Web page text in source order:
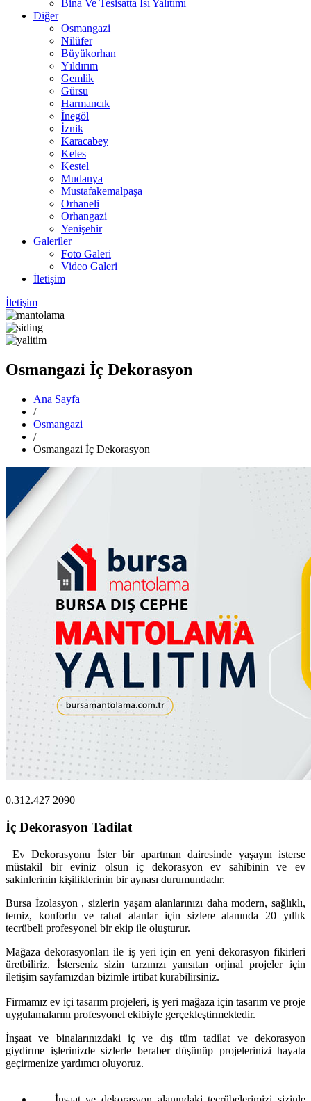
Bina Ve Tesisatta Isı Yalıtımı
Diğer
Osmangazi
Nilüfer
Büyükorhan
Yıldırım
Gemlik
Gürsu
Harmancık
İnegöl
İznik
Karacabey
Keles
Kestel
Mudanya
Mustafakemalpaşa
Orhaneli
Orhangazi
Yenişehir
Galeriler
Foto Galeri
Video Galeri
İletişim
İletişim
Osmangazi İç Dekorasyon
Ana Sayfa
/
Osmangazi
/
Osmangazi İç Dekorasyon
0.312.427 2090
İç Dekorasyon Tadilat
Ev Dekorasyonu İster bir apartman dairesinde yaşayın isterse
müstakil bir eviniz olsun iç dekorasyon ev sahibinin ve ev
sakinlerinin kişiliklerinin bir aynası durumundadır.
Bursa İzolasyon , sizlerin yaşam alanlarınızı daha modern, sağlıklı,
temiz, konforlu ve rahat alanlar için sizlere alanında 20 yıllık
tecrübeli profesyonel bir ekip ile oluşturur.
Mağaza dekorasyonları ile iş yeri için en yeni dekorasyon fikirleri
üretbiliriz. İsterseniz sizin tarzınızı yansıtan orjinal projeler için
iletişim sayfamızdan bizimle irtibat kurabilirsiniz.
Firmamız ev içi tasarım projeleri, iş yeri mağaza için tasarım ve proje
uygulamalarını profesyonel ekibiyle gerçekleştirmektedir.
İnşaat ve binalarınızdaki iç ve dış tüm tadilat ve dekorasyon
giydirme işlerinizde sizlerle beraber düşünüp projelerinizi hayata
geçirmenize yardımcı oluyoruz.